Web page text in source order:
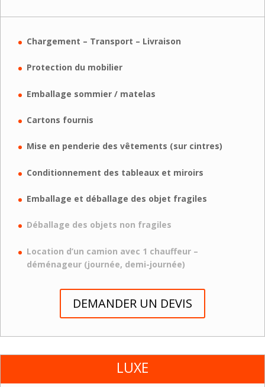
Chargement – Transport – Livraison
Protection du mobilier
Emballage sommier / matelas
Cartons fournis
Mise en penderie des vêtements (sur cintres)
Conditionnement des tableaux et miroirs
Emballage et déballage des objet fragiles
Déballage des objets non fragiles
Location d’un camion avec 1 chauffeur –
déménageur (journée, demi-journée)
DEMANDER UN DEVIS
LUXE